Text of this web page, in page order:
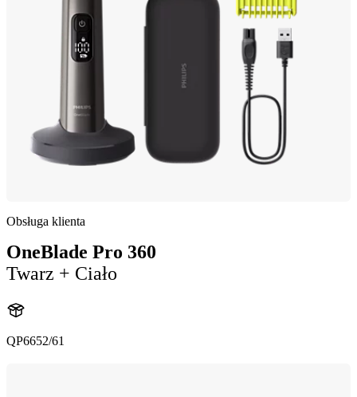
Obsługa klienta
OneBlade Pro 360
Twarz + Ciało
QP6652/61